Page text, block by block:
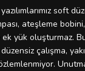
soft
ateşleme
yük oluşturmaz.
çalışma,